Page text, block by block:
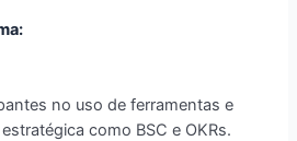
no uso de ferramentas e
como BSC e OKRs.